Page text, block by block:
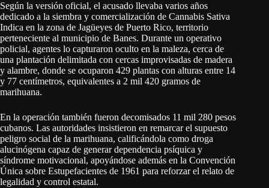
Según la versión oficial, el acusado llevaba varios años
dedicado a la siembra y comercialización de Cannabis Sativa
Indica en la zona de Jagüeyes de Puerto Rico, territorio
perteneciente al municipio de Banes. Durante un operativo
policial, agentes lo capturaron oculto en la maleza, cerca de
una plantación delimitada con cercas improvisadas de madera
y alambre, donde se ocuparon 429 plantas con alturas entre 14
y 77 centímetros, equivalentes a 2 mil 420 gramos de
marihuana.
En la operación también fueron decomisados 11 mil 280 pesos
cubanos. Las autoridades insistieron en remarcar el supuesto
peligro social de la marihuana, calificándola como droga
alucinógena capaz de generar dependencia psíquica y
síndrome motivacional, apoyándose además en la Convención
Única sobre Estupefacientes de 1961 para reforzar el relato de
legalidad y control estatal.